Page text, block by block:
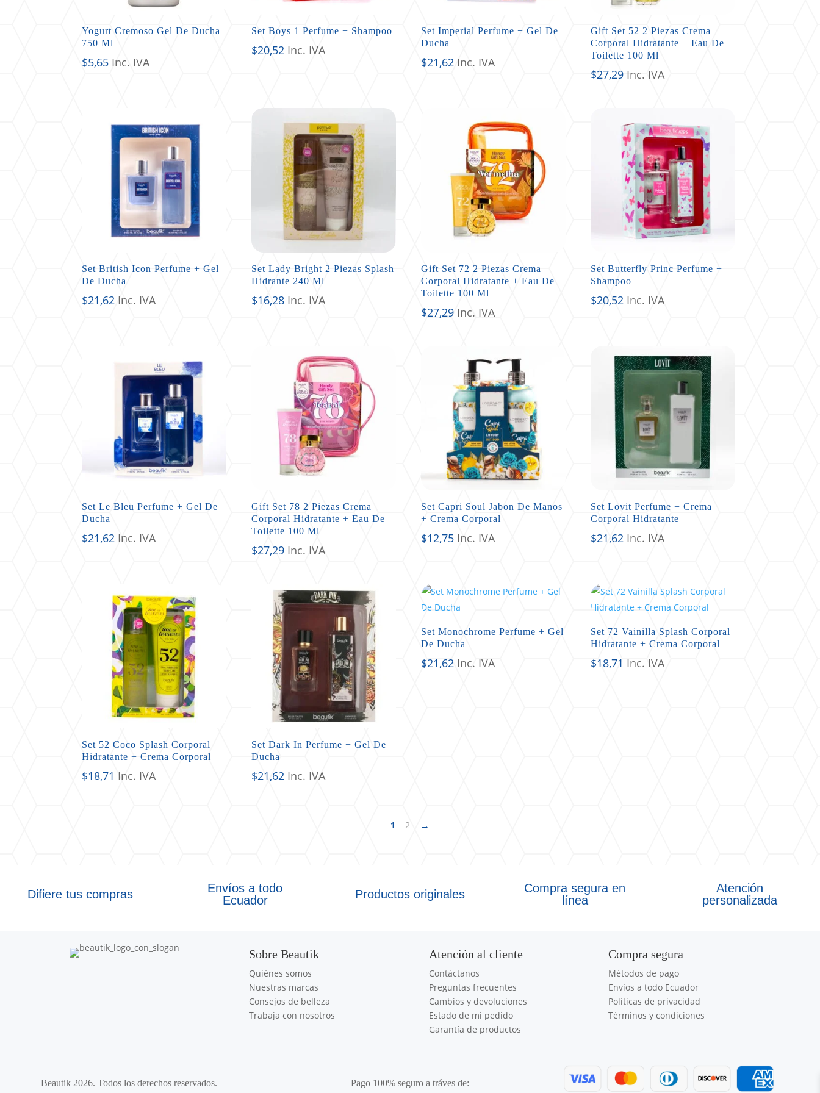
Yogurt Cremoso Gel De Ducha
750 Ml
$5,65 Inc. IVA
Set Boys 1 Perfume + Shampoo
$20,52 Inc. IVA
Set Imperial Perfume + Gel De
Ducha
$21,62 Inc. IVA
Gift Set 52 2 Piezas Crema
Corporal Hidratante + Eau De
Toilette 100 Ml
$27,29 Inc. IVA
Set British Icon Perfume + Gel
De Ducha
$21,62 Inc. IVA
Set Lady Bright 2 Piezas Splash
Hidrante 240 Ml
$16,28 Inc. IVA
Gift Set 72 2 Piezas Crema
Corporal Hidratante + Eau De
Toilette 100 Ml
$27,29 Inc. IVA
Set Butterfly Princ Perfume +
Shampoo
$20,52 Inc. IVA
Set Le Bleu Perfume + Gel De
Ducha
$21,62 Inc. IVA
Gift Set 78 2 Piezas Crema
Corporal Hidratante + Eau De
Toilette 100 Ml
$27,29 Inc. IVA
Set Capri Soul Jabon De Manos
+ Crema Corporal
$12,75 Inc. IVA
Set Lovit Perfume + Crema
Corporal Hidratante
$21,62 Inc. IVA
Set 52 Coco Splash Corporal
Hidratante + Crema Corporal
$18,71 Inc. IVA
Set Dark In Perfume + Gel De
Ducha
$21,62 Inc. IVA
Set Monochrome Perfume + Gel
De Ducha
$21,62 Inc. IVA
Set 72 Vainilla Splash Corporal
Hidratante + Crema Corporal
$18,71 Inc. IVA
1 2 →
Difiere tus compras
Envíos a todo
Ecuador
Productos originales
Compra segura en
línea
Atención
personalizada
Sobre Beautik
Quiénes somos
Nuestras marcas
Consejos de belleza
Trabaja con nosotros
Atención al cliente
Contáctanos
Preguntas frecuentes
Cambios y devoluciones
Estado de mi pedido
Garantía de productos
Compra segura
Métodos de pago
Envíos a todo Ecuador
Políticas de privacidad
Términos y condiciones
Beautik 2026. Todos los derechos reservados. Pago 100% seguro a tráves de: